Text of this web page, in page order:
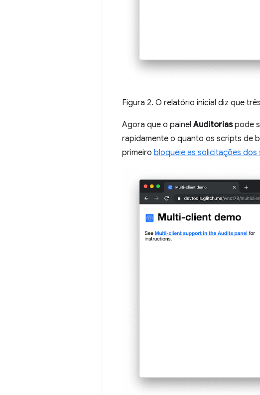
Figura 2. O relatório inicial diz que
Agora que o painelAuditoriaspode
rapidamente o quanto os scripts de
primeiro bloqueie as solicitações